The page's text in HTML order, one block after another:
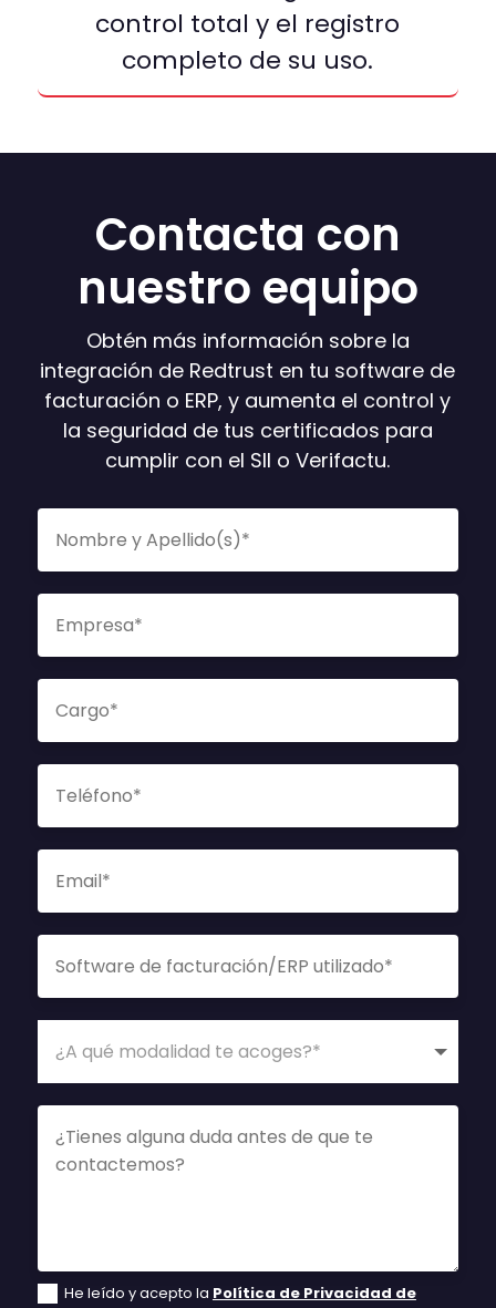
control total y el registro
completo de su uso.
Contacta con
nuestro equipo
Obtén más información sobre la
integración de Redtrust en tu software de
facturación o ERP, y aumenta el control y
la seguridad de tus certificados para
cumplir con el SII o Verifactu.
He leído y acepto la Política de Privacidad de